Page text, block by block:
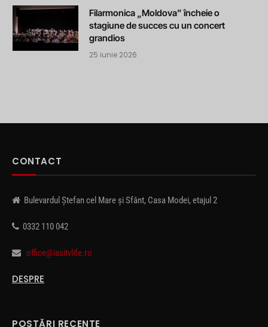
Filarmonica „Moldova” încheie o
stagiune de succes cu un concert
grandios
25 iunie 2026
CONTACT
Bulevardul Ștefan cel Mare și Sfânt, Casa Modei, etajul 2
0332 110 042
office@iasitvlife.ro
DESPRE
POSTĂRI RECENTE